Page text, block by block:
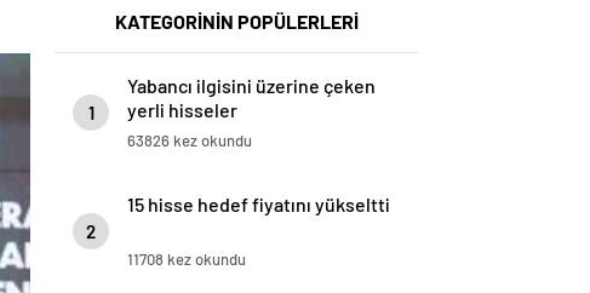
KATEGORİNİN POPÜLERLERİ
1
Yabancı ilgisini üzerine çeken
yerli hisseler
63826 kez okundu
2
15 hisse hedef fiyatını yükseltti
11708 kez okundu